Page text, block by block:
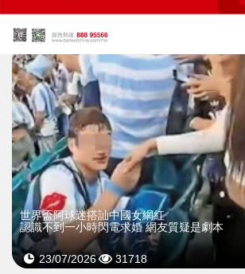
世界盃阿球迷搭訕中國女網紅
認識不到一小時閃電求婚 網友質疑是劇本
23/07/2026 31718